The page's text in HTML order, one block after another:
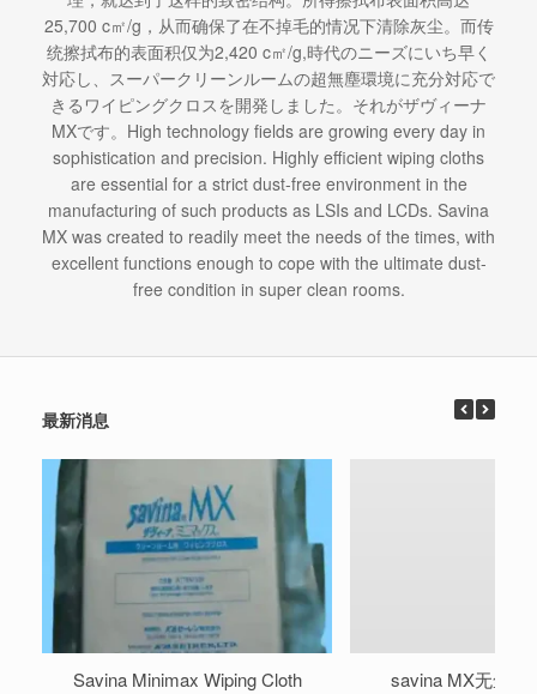
25,700 c㎡/g，从而确保了在不掉毛的情况下清除灰尘。而传
统擦拭布的表面积仅为2,420 c㎡/g,時代のニーズにいち早く
対応し、スーパークリーンルームの超無塵環境に充分対応で
きるワイピングクロスを開発しました。それがザヴィーナ
MXです。High technology fields are growing every day in
sophistication and precision. Highly efficient wiping cloths
are essential for a strict dust-free environment in the
manufacturing of such products as LSIs and LCDs. Savina
MX was created to readily meet the needs of the times, with
excellent functions enough to cope with the ultimate dust-
free condition in super clean rooms.
最新消息
Savina Minimax Wiping Cloth savina MX无尘布